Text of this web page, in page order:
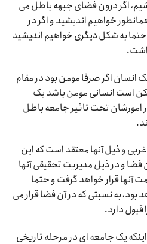
اگر درون فضای جبهه باطل می
خواهیم اندیشید و اگر در
به شکل دیگری خواهیم اندیشید
اگر صرفا مومن بود در مقام
است انسانی مومن باشد یک
امورشان تحت تاثیر جامعه باطل
و ذیل آنها معتقد است که این
و در ذیل مدیریت تحقیقی آنها
آنها قرار خواهد گرفت و حتما
به نسبتی که در آن فضا قرار می
قبول دارد.
یک جامعه ای در مرحله تاریخی